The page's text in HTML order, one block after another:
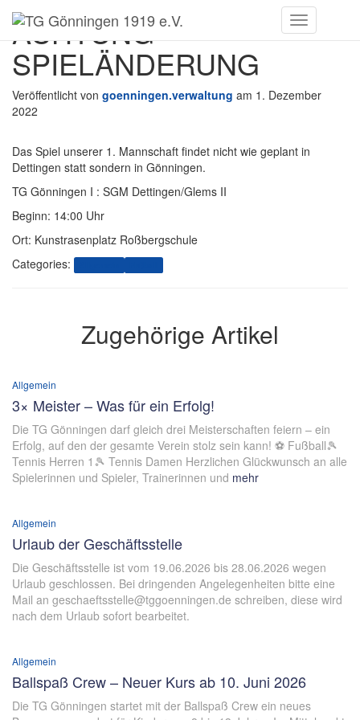
Toggle
ACHTUNG
SPIELÄNDERUNG
Veröffentlicht von goenningen.verwaltung am 1. Dezember
2022
Das Spiel unserer 1. Mannschaft findet nicht wie geplant in
Dettingen statt sondern in Gönningen.
TG Gönningen I : SGM Dettingen/Glems II
Beginn: 14:00 Uhr
Ort: Kunstrasenplatz Roßbergschule
Categories:
Zugehörige Artikel
Allgemein
3× Meister – Was für ein Erfolg!
Die TG Gönningen darf gleich drei Meisterschaften feiern – ein
Erfolg, auf den der gesamte Verein stolz sein kann! ⚽ Fußball🎾
Tennis Herren 1🎾 Tennis Damen Herzlichen Glückwunsch an alle
Spielerinnen und Spieler, Trainerinnen und mehr
Allgemein
Urlaub der Geschäftsstelle
Die Geschäftsstelle ist vom 19.06.2026 bis 28.06.2026 wegen
Urlaub geschlossen. Bei dringenden Angelegenheiten bitte eine
Mail an geschaeftsstelle@tggoenningen.de schreiben, diese wird
nach dem Urlaub sofort bearbeitet.
Allgemein
Ballspaß Crew – Neuer Kurs ab 10. Juni 2026
Die TG Gönningen startet mit der Ballspaß Crew ein neues